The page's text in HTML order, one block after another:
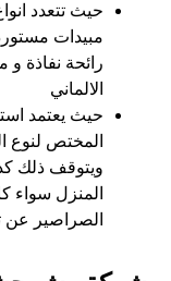
حيث تتعدد
مبيدات
رائحة نفاذة و
الالماني
حيث يعتمد
المختص لنوع
ويتوقف ذلك
المنزل سواء
الصراصير عن